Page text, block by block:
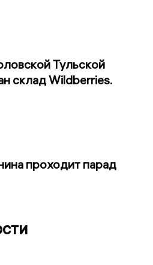
Тульской
склад Wildberries.
проходит парад